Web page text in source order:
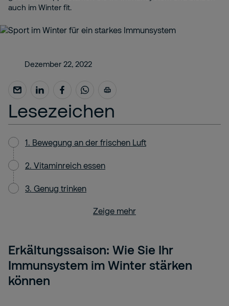
auch im Winter fit.
Erkältungssaison: Wie Sie Ihr
Immunsystem im Winter stärken
können
Dezember 22, 2022
Lesezeichen
1. Bewegung an der frischen Luft
2. Vitaminreich essen
3. Genug trinken
Zeige mehr